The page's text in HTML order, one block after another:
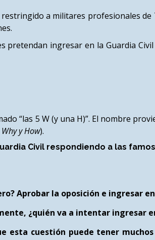
a militares profesionales
ingresar en la Guardia
“las 5 W (y una H)”. El nombre
y How).
Civil respondiendo a las
Aprobar la oposición e ingresar
¿quién va a intentar ingresar
esta cuestión puede tener